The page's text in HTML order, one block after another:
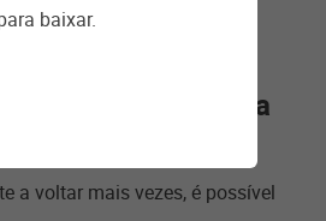
aumentar sua
a voltar mais vezes, é possível
baixar.